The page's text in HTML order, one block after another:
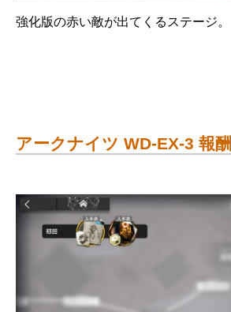
強化版の赤い敵が出てくるステージ。
アークナイツ WD-EX-3 報酬